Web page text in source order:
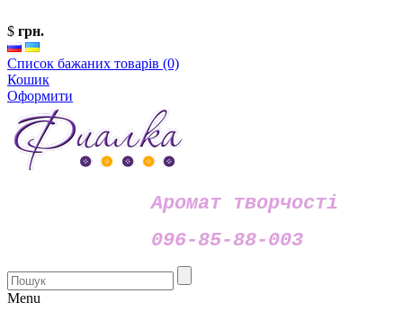
$ грн.
Список бажаних товарів (0)
Кошик
Оформити
Аромат творчості
096-85-88-003
Menu